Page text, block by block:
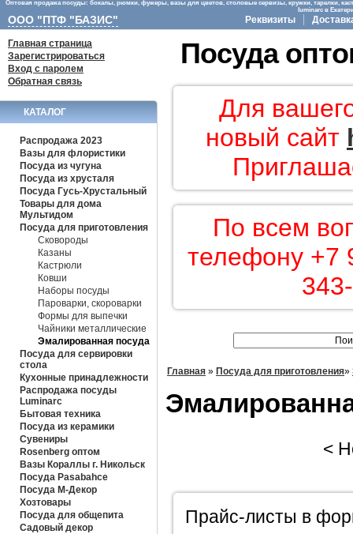
Оптовая продажа посуды: бокалы, рюмки, фужеры, вазы для цветов, столовые сервизы, кружки, тарелки,
luminarc в
ООО "ПТФ "БАЗИС" Реквизиты
Главная страница
Зарегистрироваться
Вход с паролем
Обратная связь
КАТАЛОГ
Распродажа 2023
Вазы для флористики
Посуда из чугуна
Посуда из хрусталя
Посуда Гусь-Хрустальный
Товары для дома
Мультидом
Посуда для приготовления
Сковороды
Казаны
Кастрюли
Ковши
Наборы посуды
Пароварки, скороварки
Формы для выпечки
Чайники металлические
Эмалированная посуда
Посуда для сервировки
стола
Кухонные принадлежности
Распродажа посуды
Luminarc
Бытовая техника
Посуда из керамики
Сувениры
Rosenberg оптом
Вазы Кораллы г. Никольск
Посуда Pasabahce
Посуда М-Декор
Хозтовары
Посуда для общепита
Садовый декор
Посуда
Для
новый сайт
По всем
телефону +7
Главная » Посуда для приготовления»
<
Прайс-листы в